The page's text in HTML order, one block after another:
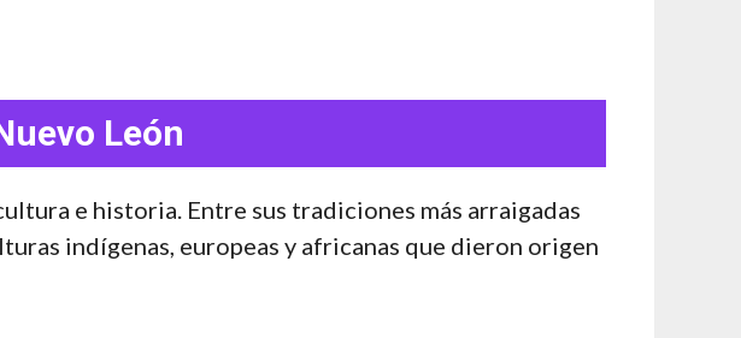
León
e historia. Entre sus tradiciones más arraigadas
indígenas, europeas y africanas que dieron origen